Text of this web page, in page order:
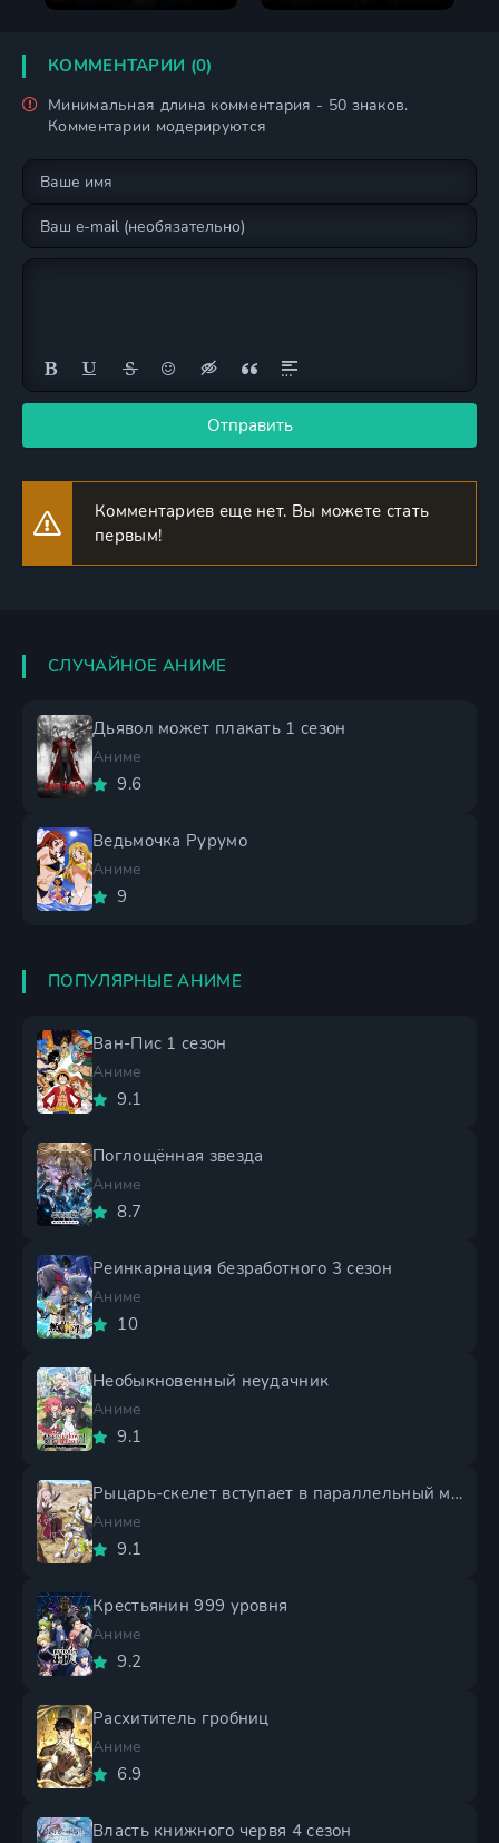
КОММЕНТАРИИ (0)
Минимальная длина комментария - 50 знаков.
Комментарии модерируются
Отправить
Комментариев еще нет. Вы можете стать
первым!
СЛУЧАЙНОЕ АНИМЕ
Дьявол может плакать 1 сезон
Аниме
9.6
Ведьмочка Рурумо
Аниме
9
ПОПУЛЯРНЫЕ АНИМЕ
Ван-Пис 1 сезон
Аниме
9.1
Поглощённая звезда
Аниме
8.7
Реинкарнация безработного 3 сезон
Аниме
10
Необыкновенный неудачник
Аниме
9.1
Рыцарь-скелет вступает в параллельный мир 2 сезон
Аниме
9.1
Крестьянин 999 уровня
Аниме
9.2
Расхититель гробниц
Аниме
6.9
Власть книжного червя 4 сезон